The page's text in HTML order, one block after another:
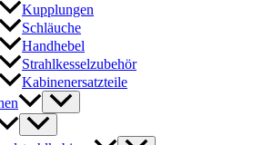
Kupplungen
Schläuche
Handhebel
Strahlkesselzubehör
Kabinenersatzteile